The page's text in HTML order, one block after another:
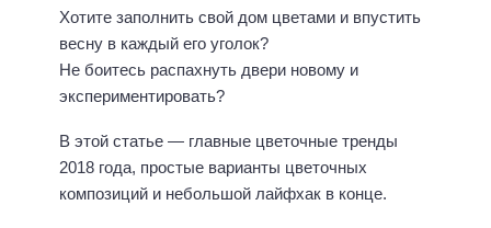
Хотите заполнить свой дом цветами и впустить
весну в каждый его уголок?
Не боитесь распахнуть двери новому и
экспериментировать?
В этой статье — главные цветочные тренды
2018 года, простые варианты цветочных
композиций и небольшой лайфхак в конце.